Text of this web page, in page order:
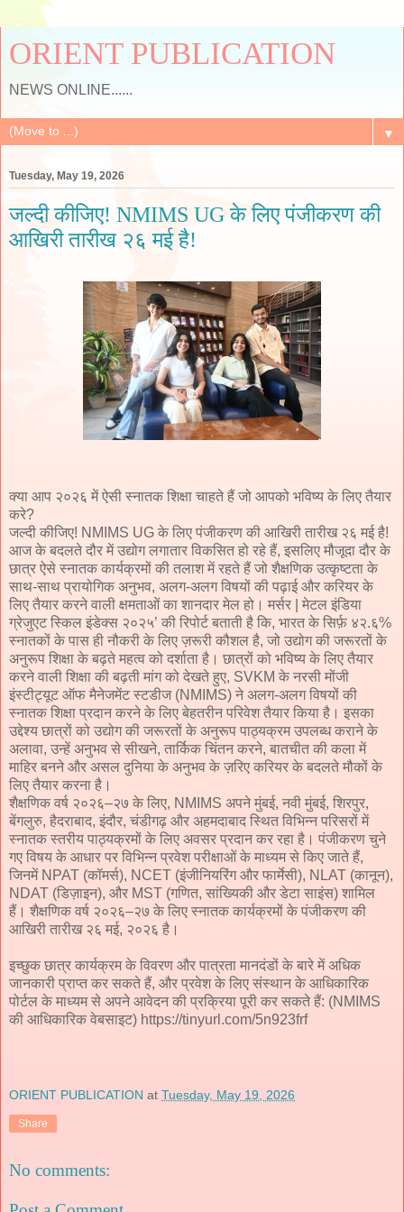
ORIENT PUBLICATION
NEWS ONLINE......
▼
Tuesday, May 19, 2026
जल्दी कीजिए! NMIMS UG के लिए पंजीकरण की
आखिरी तारीख २६ मई है!
क्या आप २०२६ में ऐसी स्नातक शिक्षा चाहते हैं जो आपको भविष्य के लिए तैयार
करे?
जल्दी कीजिए! NMIMS UG के लिए पंजीकरण की आखिरी तारीख २६ मई है!
आज के बदलते दौर में उद्योग लगातार विकसित हो रहे हैं, इसलिए मौजूदा दौर के
छात्र ऐसे स्नातक कार्यक्रमों की तलाश में रहते हैं जो शैक्षणिक उत्कृष्टता के
साथ-साथ प्रायोगिक अनुभव, अलग-अलग विषयों की पढ़ाई और करियर के
लिए तैयार करने वाली क्षमताओं का शानदार मेल हो। मर्सर | मेटल इंडिया
ग्रेजुएट स्किल इंडेक्स २०२५’ की रिपोर्ट बताती है कि, भारत के सिर्फ़ ४२.६%
स्नातकों के पास ही नौकरी के लिए ज़रूरी कौशल है, जो उद्योग की जरूरतों के
अनुरूप शिक्षा के बढ़ते महत्व को दर्शाता है। छात्रों को भविष्य के लिए तैयार
करने वाली शिक्षा की बढ़ती मांग को देखते हुए, SVKM के नरसी मोंजी
इंस्टीट्यूट ऑफ मैनेजमेंट स्टडीज (NMIMS) ने अलग-अलग विषयों की
स्नातक शिक्षा प्रदान करने के लिए बेहतरीन परिवेश तैयार किया है। इसका
उद्देश्य छात्रों को उद्योग की जरूरतों के अनुरूप पाठ्यक्रम उपलब्ध कराने के
अलावा, उन्हें अनुभव से सीखने, तार्किक चिंतन करने, बातचीत की कला में
माहिर बनने और असल दुनिया के अनुभव के ज़रिए करियर के बदलते मौकों के
लिए तैयार करना है।
शैक्षणिक वर्ष २०२६–२७ के लिए, NMIMS अपने मुंबई, नवी मुंबई, शिरपुर,
बेंगलुरु, हैदराबाद, इंदौर, चंडीगढ़ और अहमदाबाद स्थित विभिन्न परिसरों में
स्नातक स्तरीय पाठ्यक्रमों के लिए अवसर प्रदान कर रहा है। पंजीकरण चुने
गए विषय के आधार पर विभिन्न प्रवेश परीक्षाओं के माध्यम से किए जाते हैं,
जिनमें NPAT (कॉमर्स), NCET (इंजीनियरिंग और फार्मेसी), NLAT (कानून),
NDAT (डिज़ाइन), और MST (गणित, सांख्यिकी और डेटा साइंस) शामिल
हैं। शैक्षणिक वर्ष २०२६–२७ के लिए स्नातक कार्यक्रमों के पंजीकरण की
आखिरी तारीख २६ मई, २०२६ है।
इच्छुक छात्र कार्यक्रम के विवरण और पात्रता मानदंडों के बारे में अधिक
जानकारी प्राप्त कर सकते हैं, और प्रवेश के लिए संस्थान के आधिकारिक
पोर्टल के माध्यम से अपने आवेदन की प्रक्रिया पूरी कर सकते हैं: (NMIMS
की आधिकारिक वेबसाइट) https://tinyurl.com/5n923frf
ORIENT PUBLICATION at Tuesday, May 19, 2026
Share
No comments: